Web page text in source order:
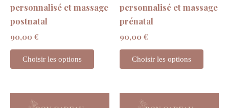
personnalisé et massage
postnatal
90,00 €
Choisir les options
personnalisé et massage
prénatal
90,00 €
Choisir les options